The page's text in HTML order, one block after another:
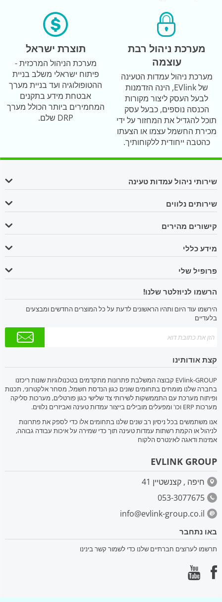
מערכת ניהול רבת
עוצמה
מערכת ניהול עמדות הטעינה
של EVlink, הינה הזדמנות
לבעל העסק ליצור מקורות
הכנסה נוספים, כבעל עסק
תוכל להגדיל את המחזור על ידי
מכירת החשמל עצמו או הצעתו
כהטבה ייחודית ללקוחותיך.
תוצרת ישראל
מערכת הניהול המרכזית -
פיתוח ישראלי משלב בניית
ההטופולוגיה ועד בניית מערך
אבטחת מידע בתקנים
המחמירים ביותר הכולל מערך
DRP שלם.
שירותי ניהול עמדות טעינה
שירותים נלווים
קישורים מהירים
מידע כללי
פרופיל שלי
הרשמו לניוזלטר שלנו!
הירשמו עוד היום ותהיו הראשונים לדעת על כל המוצרים החדשים ומבצעים
בלעדיים
קצת אודותינו
EVlink-GROUP קבוצה המשלבת פתרונות מתקדמים בטכנולוגיות שונות ריכזנו
בחברה שלנו מומחים בתחומים שונים כגון הנדסת חשמל, מסחר אלקטרוני, תכנות
ופיתוח מערכת עם התממשקות לשירותי צד שלישי כגון פורטלים, מערכות סליקה
מערכות ERP וכו' ומפעלים מובילים בייצור עמדות טעינה ואביזרים נלווים.
אנו משתמשים בכל ניסיון רב שנים שלנו בתחומים אלו כדי לספק את פתרונות
לניהול או הקמת רשתות עמדות טעינה תוך כדי שמירה על איכות עבודה גבוהה,
אמינות ודאגה לאינטרס הלקוח
EVLINK GROUP
חיפה , קצנשטיין 41
053-3077675
info@evlink-group.co.il
באו נתחבר
תרשמו לערוצים חברתיים שלנו כדי לשמור קשר בינינו